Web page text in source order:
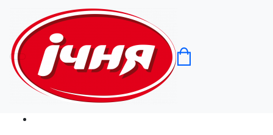
ГоловнаСувеніри
Чашка керамічна брендована "Варений,
але тримаюсь!" (1 шт)